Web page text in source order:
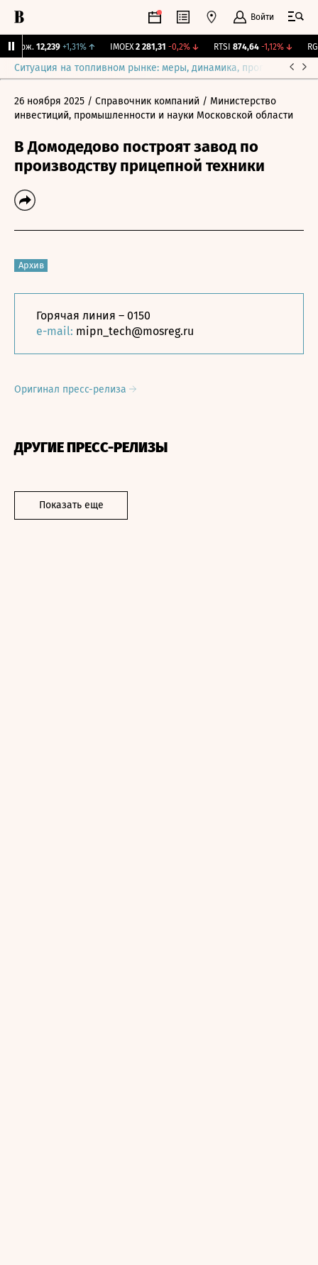
Войти
Бирж. 12,239 +1,31% ↑ IMOEX 2 281,31 -0,2%↓ RTSI 874,64 -1,12%↓ RGBI
Ситуация на топливном рынке: меры, динамика, прогнозы
26 ноября 2025 / Справочник компаний / Министерство
инвестиций, промышленности и науки Московской области
В Домодедово построят завод по
производству прицепной техники
Архив
Горячая линия – 0150
e-mail: mipn_tech@mosreg.ru
Оригинал пресс-релиза
ДРУГИЕ ПРЕСС-РЕЛИЗЫ
Показать еще